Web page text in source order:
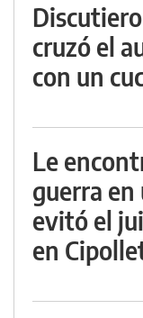
cruzó el
con un
Le
guerra
evitó el
en